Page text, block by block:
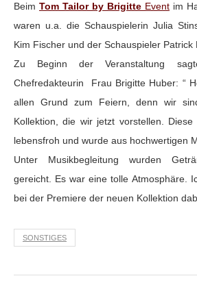
Beim Tom Tailor by Brigitte Event im
waren u.a. die Schauspielerin Julia
Kim Fischer und der Schauspieler Patrick
Zu Beginn der Veranstaltung
Chefredakteurin Frau Brigitte Huber: “
allen Grund zum Feiern, denn wir
Kollektion, die wir jetzt vorstellen.
lebensfroh und wurde aus hochwertigen
Unter Musikbegleitung wurden
gereicht. Es war eine tolle Atmosphäre.
bei der Premiere der neuen Kollektion
SONSTIGES